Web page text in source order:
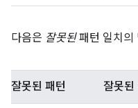
다음은 잘못된패턴 일치의
잘못된 패턴 잘못된